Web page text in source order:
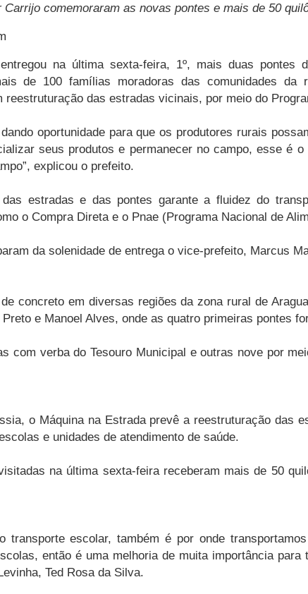
comemoraram as novas pontes e mais de 50
na última sexta-feira, 1º, mais duas pontes
de 100 famílias moradoras das comunidades
das estradas vicinais, por meio do
oportunidade para que os produtores rurais
seus produtos e permanecer no campo, esse é
explicou o prefeito.
estradas e das pontes garante a fluidez do
o Compra Direta e o Pnae (Programa Nacional de
da solenidade de entrega o vice-prefeito, Marcus
concreto em diversas regiões da zona rural de
e Manoel Alves, onde as quatro primeiras pontes
com verba do Tesouro Municipal e outras nove por
o Máquina na Estrada prevê a reestruturação das
e unidades de atendimento de saúde.
na última sexta-feira receberam mais de 50
escolar, também é por onde
então é uma melhoria de muita importância para
Ted Rosa da Silva.